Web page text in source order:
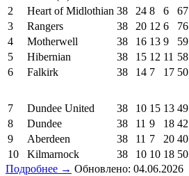
2
Heart of Midlothian 38 24 8 6 67
3
Rangers 38 20 12 6 76
4
Motherwell 38 16 13 9 59
5
Hibernian 38 15 12 11 58
6
Falkirk 38 14 7 17 50
7 Dundee United 38 10 15 13 49
8
Dundee 38 11 9 18 42
9
Aberdeen 38 11 7 20 40
10
Kilmarnock 38 10 10 18 50
Подробнее → Обновлено: 04.06.2026